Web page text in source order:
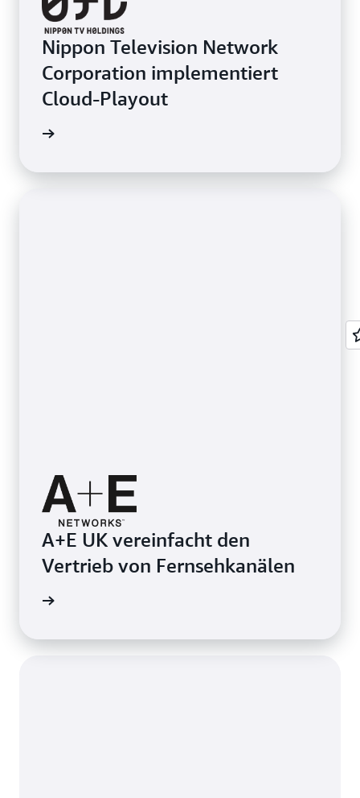
Nippon Television Network
Corporation implementiert
Cloud-Playout
A+E UK vereinfacht den
Vertrieb von Fernsehkanälen